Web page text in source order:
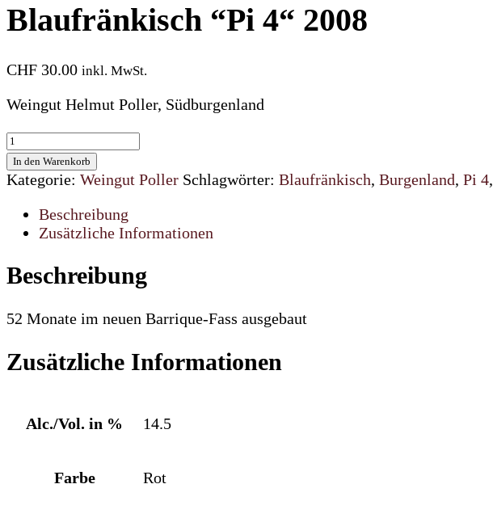
Blaufränkisch “Pi 4“ 2008
CHF 30.00 inkl. MwSt.
Weingut Helmut Poller, Südburgenland
Blaufränkisch
“Pi
4“
Menge
In den Warenkorb
Kategorie: Weingut Poller Schlagwörter: Blaufränkisch, Burgenland, Pi 4,
Beschreibung
Zusätzliche Informationen
Beschreibung
52 Monate im neuen Barrique-Fass ausgebaut
Zusätzliche Informationen
Alc./Vol. in % 14.5
Farbe Rot